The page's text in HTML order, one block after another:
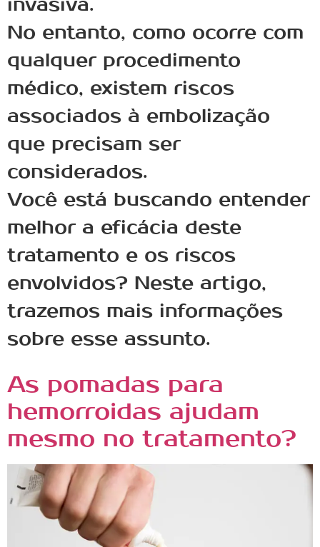
invasiva.
No entanto, como ocorre com
qualquer procedimento
médico, existem riscos
associados à embolização
que precisam ser
considerados.
Você está buscando entender
melhor a eficácia deste
tratamento e os riscos
envolvidos? Neste artigo,
trazemos mais informações
sobre esse assunto.
As pomadas para
hemorroidas ajudam
mesmo no tratamento?